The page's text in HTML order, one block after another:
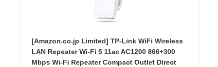
[Amazon.co.jp Limited] TP-Link WiFi Wireless
LAN Repeater Wi-Fi 5 11ac AC1200 866+300
Mbps Wi-Fi Repeater Compact Outlet Direct